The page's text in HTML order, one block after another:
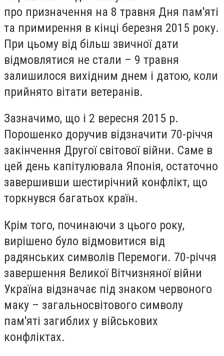
про призначення на 8 травня Дня пам'яті
та примирення в кінці березня 2015 року.
При цьому від більш звичної дати
відмовлятися не стали – 9 травня
залишилося вихідним днем і датою, коли
прийнято вітати ветеранів.
Зазначимо, що і 2 вересня 2015 р.
Порошенко доручив відзначити 70-річчя
закінчення Другої світової війни. Саме в
цей день капітулювала Японія, остаточно
завершивши шестирічний конфлікт, що
торкнувся багатьох країн.
Крім того, починаючи з цього року,
вирішено було відмовитися від
радянських символів Перемоги. 70-річчя
завершення Великої Вітчизняної війни
Україна відзначає під знаком червоного
маку – загальносвітового символу
пам'яті загиблих у військових
конфліктах.